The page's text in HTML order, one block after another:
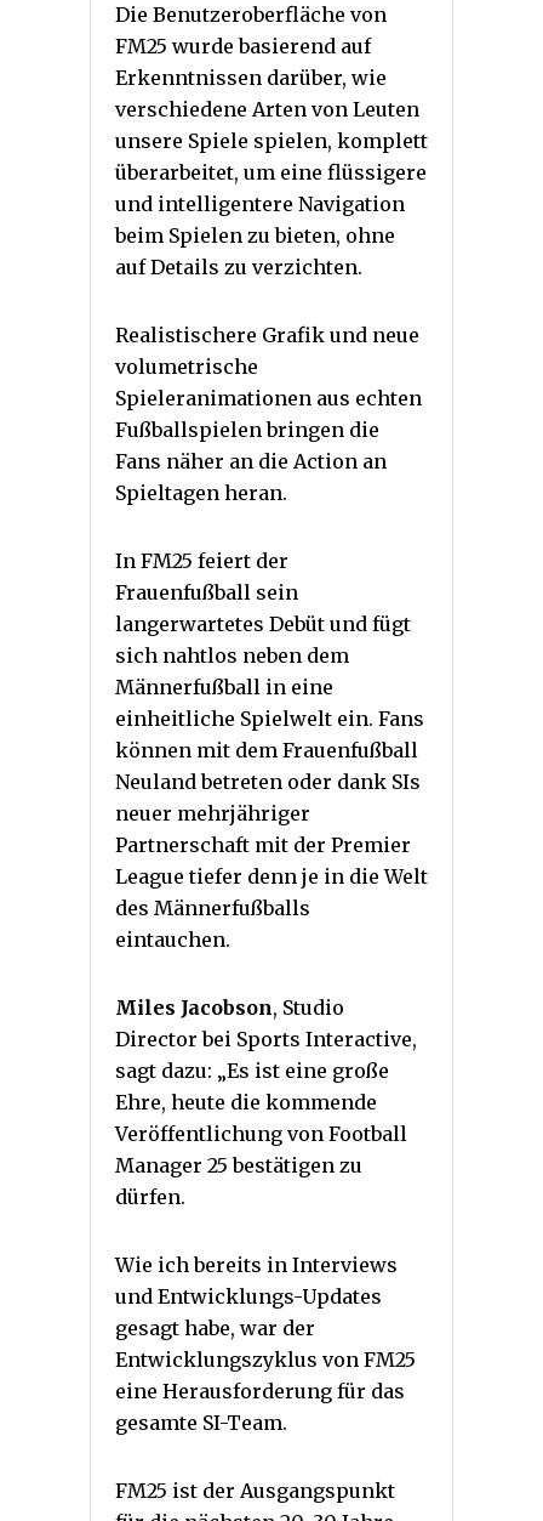
Die Benutzeroberfläche von
FM25 wurde basierend auf
Erkenntnissen darüber, wie
verschiedene Arten von Leuten
unsere Spiele spielen, komplett
überarbeitet, um eine flüssigere
und intelligentere Navigation
beim Spielen zu bieten, ohne
auf Details zu verzichten.
Realistischere Grafik und neue
volumetrische
Spieleranimationen aus echten
Fußballspielen bringen die
Fans näher an die Action an
Spieltagen heran.
In FM25 feiert der
Frauenfußball sein
langerwartetes Debüt und fügt
sich nahtlos neben dem
Männerfußball in eine
einheitliche Spielwelt ein. Fans
können mit dem Frauenfußball
Neuland betreten oder dank SIs
neuer mehrjähriger
Partnerschaft mit der Premier
League tiefer denn je in die Welt
des Männerfußballs
eintauchen.
Miles Jacobson, Studio
Director bei Sports Interactive,
sagt dazu: „Es ist eine große
Ehre, heute die kommende
Veröffentlichung von Football
Manager 25 bestätigen zu
dürfen.
Wie ich bereits in Interviews
und Entwicklungs-Updates
gesagt habe, war der
Entwicklungszyklus von FM25
eine Herausforderung für das
gesamte SI-Team.
FM25 ist der Ausgangspunkt